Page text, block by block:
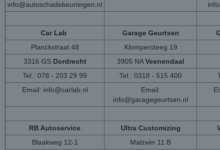
info@autoschadebeuningen.nl
Car Lab Garage Geurtsen
Planckstraat 48
Klompersteeg 19
3316 GS Dordrecht 3905 NAVeenendaal
Tel.: 078 - 203 29 99
Tel.: 0318 - 515 400
Email: info@carlab.nl
Email:
info@garagegeurtsen.nl
RB Autoservice Ultra Customizing
Blaakweg 12-1
Malzwin 11 B